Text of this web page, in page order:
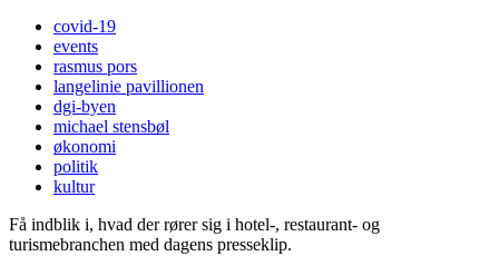
covid-19
events
rasmus pors
langelinie pavillionen
dgi-byen
michael stensbøl
økonomi
politik
kultur
Få indblik i, hvad der rører sig i hotel-, restaurant- og
turismebranchen med dagens presseklip.